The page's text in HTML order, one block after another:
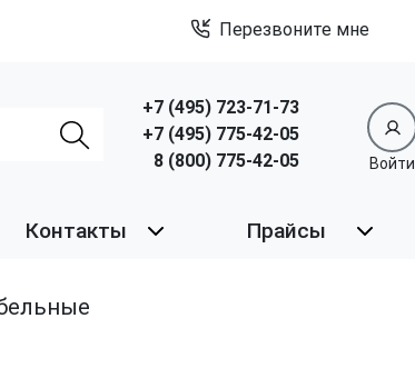
Перезвоните мне
+7 (495) 723-71-73
+7 (495) 775-42-05
8 (800) 775-42-05
Войти
Контакты Прайсы